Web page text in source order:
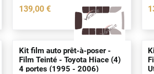
139,00 €
Kit film auto prêt-à-poser -
Film Teinté - Toyota Hiace (4)
4 portes(1995 - 2006)